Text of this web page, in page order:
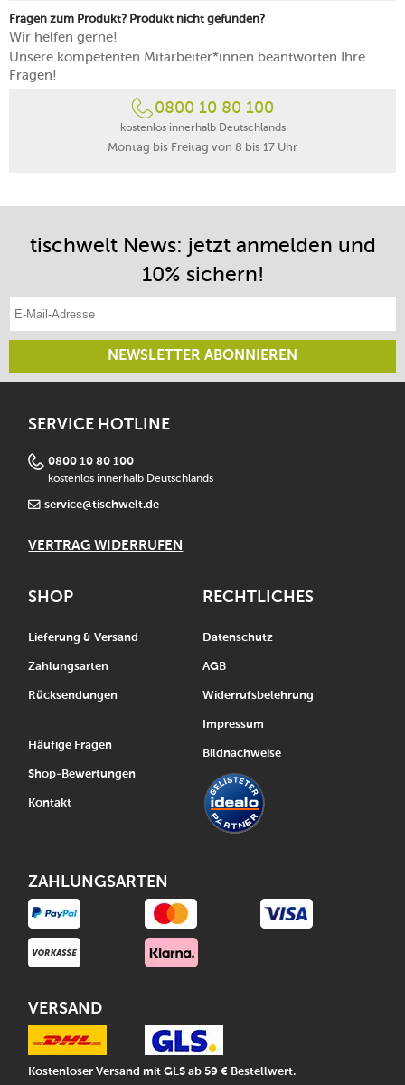
Mineralbeschichtung
frei von PFAS
handlicher Griff aus Edelstahl nimmt nur wenig Wärme
auf
bis 270 °C hitzebeständig
für alle Herdarten geeignet
Handreinigung empfohlen
Fragen zum Produkt? Produkt nicht gefunden?
Wir helfen gerne!
Unsere kompetenten Mitarbeiter*innen beantworten Ihre
Fragen!
0800 10 80 100
kostenlos innerhalb Deutschlands
Montag bis Freitag von 8 bis 17 Uhr
tischwelt News: jetzt anmelden und
10% sichern!
NEWSLETTER ABONNIEREN
SERVICE HOTLINE
0800 10 80 100
kostenlos innerhalb Deutschlands
service@tischwelt.de
VERTRAG WIDERRUFEN
SHOP
Lieferung & Versand
Zahlungsarten
Rücksendungen
Häufige Fragen
Shop-Bewertungen
Kontakt
RECHTLICHES
Datenschutz
AGB
Widerrufsbelehrung
Impressum
Bildnachweise
ZAHLUNGSARTEN
VERSAND
Kostenloser Versand mit GLS ab 59 € Bestellwert.